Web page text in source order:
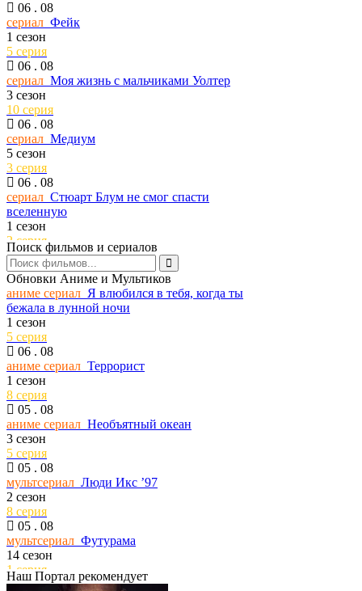
06 . 08
сериал Фейк
1 сезон
5 серия
06 . 08
сериал Моя жизнь с мальчиками Уолтер
3 сезон
10 серия
06 . 08
сериал Медиум
5 сезон
3 серия
06 . 08
сериал Стюарт Блум не смог спасти
вселенную
1 сезон
2 серия
06 . 08
сериалИстория его служанки
1 сезон
30 серия
06 . 08
тв шоуВ изоляции
13 сезон
8 серия
06 . 08
сериалКовчег
3 сезон
2 серия
06 . 08
сериалЗвёздный путь: Странные новые
миры
4 сезон
3 серия
06 . 08
сериалЛаки
1 сезон
5 серия
06 . 08
сериалЛюбимая сотрудница
Поиск фильмов и сериалов
Обновки Аниме и Мультиков
аниме сериал Я влюбился в тебя, когда ты
бежала в лунной ночи
1 сезон
5 серия
06 . 08
аниме сериал Террорист
1 сезон
8 серия
05 . 08
аниме сериал Необъятный океан
3 сезон
5 серия
05 . 08
мультсериал Люди Икс ’97
2 сезон
8 серия
05 . 08
мультсериал Футурама
14 сезон
1 серия
05 . 08
Наш Портал рекомендует